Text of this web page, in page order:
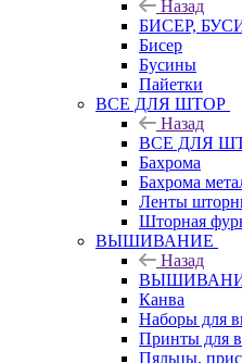
Назад
БИСЕР,
Бисер
Бусины
Пайетки
ВСЕ ДЛЯ ШТОР
Назад
ВСЕ ДЛЯ
Бахрома
Бахрома
Ленты
Шторная
ВЫШИВАНИЕ
Назад
Канва
Наборы для
Принты для
Пяльцы,